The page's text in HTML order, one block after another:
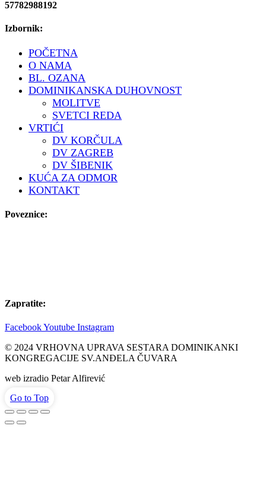
57782988192
Izbornik:
POČETNA
O NAMA
BL. OZANA
DOMINIKANSKA DUHOVNOST
MOLITVE
SVETCI REDA
VRTIĆI
DV KORČULA
DV ZAGREB
DV ŠIBENIK
KUĆA ZA ODMOR
KONTAKT
Poveznice:
Zapratite:
FacebookYoutube Instagram
© 2024 VRHOVNA UPRAVA SESTARA DOMINIKANKI
KONGREGACIJE SV.ANĐELA ČUVARA
web izradio Petar Alfirević
Go to Top